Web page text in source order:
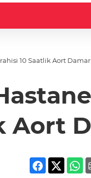
10 Saatlik Aort
Aort